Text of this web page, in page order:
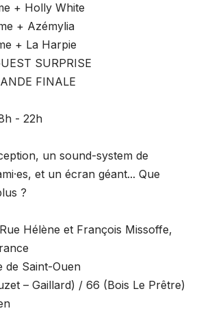
+ Holly White
+ Azémylia
+ La Harpie
SURPRISE
FINALE
- 22h
un sound-system de
et un écran géant... Que
?
Hélène et François Missoffe,
de Saint-Ouen
– Gaillard) / 66 (Bois Le Prêtre)